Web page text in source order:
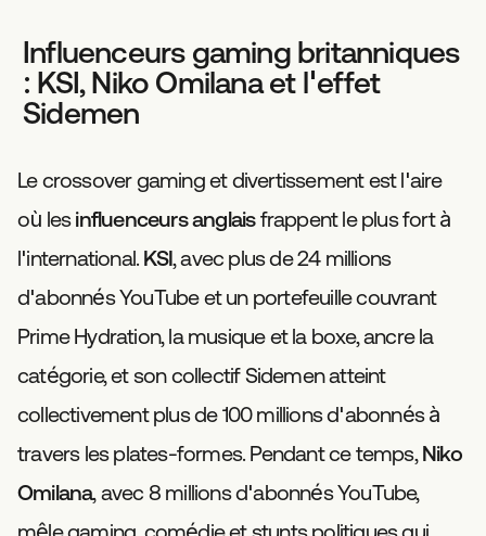
Influenceurs gaming britanniques
: KSI, Niko Omilana et l'effet
Sidemen
Le crossover gaming et divertissement est l'aire
où lesinfluenceurs anglaisfrappent le plus fort à
l'international. KSI, avec plus de 24 millions
d'abonnés YouTube et un portefeuille couvrant
Prime Hydration, la musique et la boxe, ancre la
catégorie, et son collectif Sidemen atteint
collectivement plus de 100 millions d'abonnés à
travers les plates-formes. Pendant ce temps, Niko
Omilana, avec 8 millions d'abonnés YouTube,